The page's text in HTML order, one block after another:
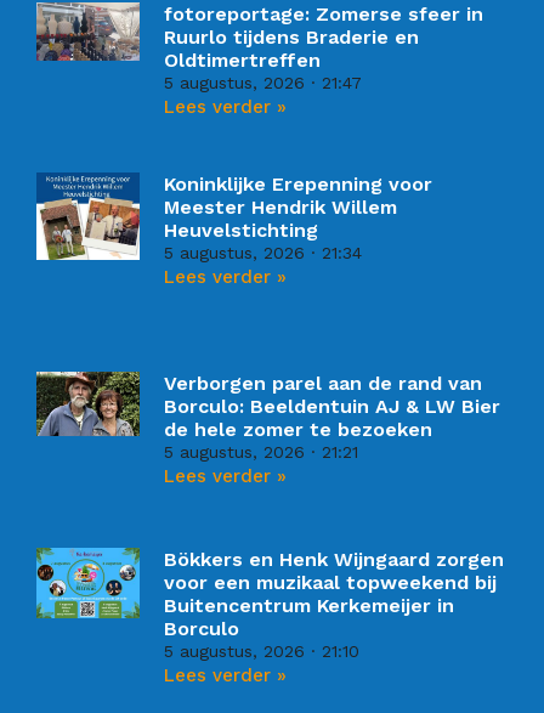
fotoreportage: Zomerse sfeer in
Ruurlo tijdens Braderie en
Oldtimertreffen
5 augustus, 2026 21:47
Lees verder »
Koninklijke Erepenning voor
Meester Hendrik Willem
Heuvelstichting
5 augustus, 2026 21:34
Lees verder »
Verborgen parel aan de rand van
Borculo: Beeldentuin AJ & LW Bier
de hele zomer te bezoeken
5 augustus, 2026 21:21
Lees verder »
Bökkers en Henk Wijngaard zorgen
voor een muzikaal topweekend bij
Buitencentrum Kerkemeijer in
Borculo
5 augustus, 2026 21:10
Lees verder »